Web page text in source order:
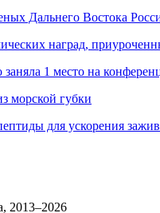
Дальнего Востока
наград,
1 место на
морской губки
для ускорения
2013–2026